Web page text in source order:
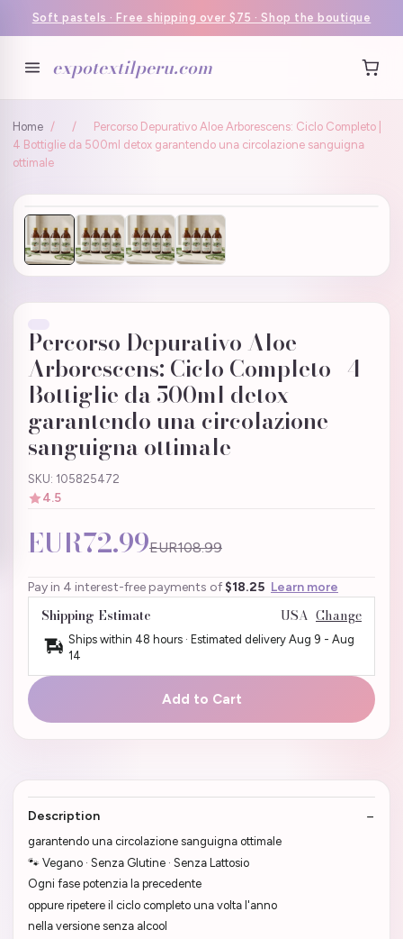
Soft pastels · Free shipping over $75 · Shop the boutique
expotextilperu.com
Home / /
Percorso Depurativo Aloe Arborescens: Ciclo Completo |
4 Bottiglie da 500ml detox garantendo una circolazione sanguigna
ottimale
Percorso Depurativo Aloe
Arborescens: Ciclo Completo | 4
Bottiglie da 500ml detox
garantendo una circolazione
sanguigna ottimale
SKU: 105825472
4.5
EUR72.99EUR108.99
Pay in 4 interest-free payments of $18.25 Learn more
Shipping Estimate USA Change
Ships within 48 hours · Estimated delivery Aug 9 - Aug
14
Add to Cart
Description
garantendo una circolazione sanguigna ottimale
🐾 Vegano · Senza Glutine · Senza Lattosio
Ogni fase potenzia la precedente
oppure ripetere il ciclo completo una volta l'anno
nella versione senza alcool